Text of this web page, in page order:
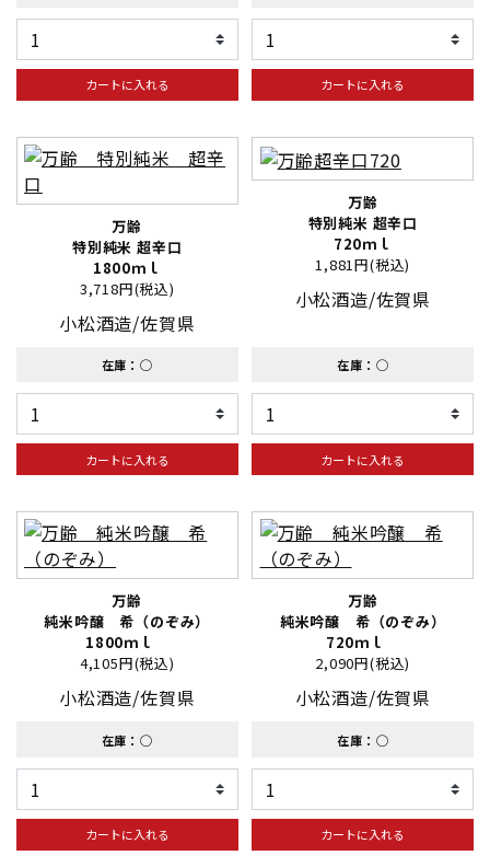
カートに入れる カートに入れる
万齢
特別純米 超辛口
1800ｍｌ
3,718円(税込)
小松酒造/佐賀県
在庫：◯
カートに入れる
万齢
特別純米 超辛口
720ｍｌ
1,881円(税込)
小松酒造/佐賀県
在庫：◯
カートに入れる
万齢
純米吟醸 希（のぞみ）
1800ｍｌ
4,105円(税込)
小松酒造/佐賀県
在庫：◯
カートに入れる
万齢
純米吟醸 希（のぞみ）
720ｍｌ
2,090円(税込)
小松酒造/佐賀県
在庫：◯
カートに入れる